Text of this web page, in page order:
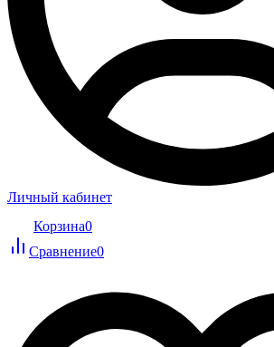
Личный кабинет
Корзина0
Сравнение0